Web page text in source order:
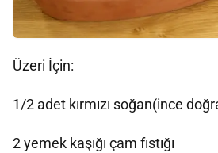
Üzeri İçin:
1/2 adet kırmızı soğan(ince
2 yemek kaşığı çam fıstığı